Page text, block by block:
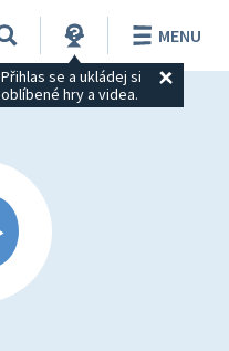
Přihlas se a ukládej si
oblíbené hry a videa.
MENU